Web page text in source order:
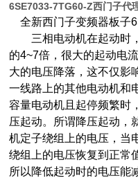
6SE7033-7TG60-Z西门子代
全新西门子变频器板子
三相电动机在起动时，
的4~7倍，很大的起动电
大的电压降落，这不仅影
一线路上的其他电动机和
容量电动机且起停频繁时
压起动。所谓降压起动，
机定子绕组上的电压，当
绕组上的电压恢复到正常
所以降低起动时的电压能